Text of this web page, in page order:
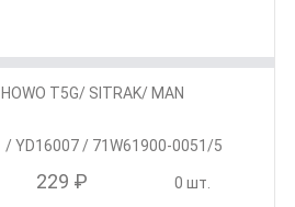
T5G/ SITRAK/ MAN
/ YD16007 / 71W61900-0051/5
229 ₽ 0 шт.